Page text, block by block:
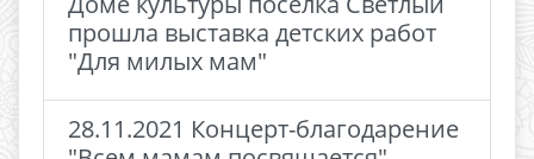
прошла выставка детских работ
"Для милых мам"
28.11.2021 Концерт-благодарение